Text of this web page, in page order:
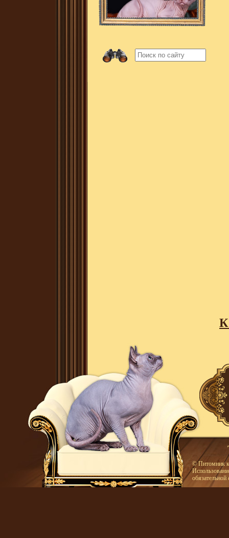
К
© Питомник
обязательной